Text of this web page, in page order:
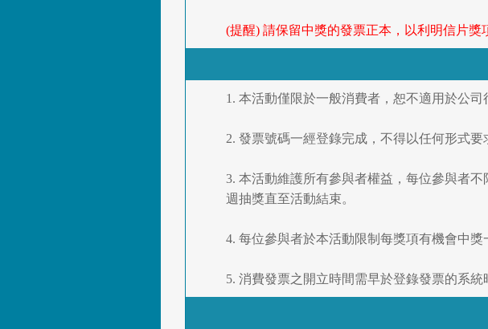
(提醒) 請保留中獎的發票正本，以利明信片獎
1. 本活動僅限於一般消費者，恕不適用於公
2. 發票號碼一經登錄完成，不得以任何形式
3. 本活動維護所有參與者權益，每位參與者
週抽獎直至活動結束。
4. 每位參與者於本活動限制每獎項有機會中
5. 消費發票之開立時間需早於登錄發票的系統